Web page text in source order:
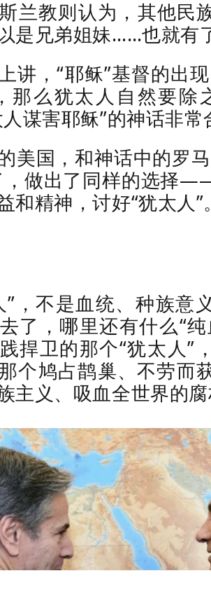
兰教则认为，其他民
是兄弟姐妹……也就有
讲，“耶稣”基督的出
那么犹太人自然要
谋害耶稣”的神话非常
美国，和神话中的罗
，做出了同样的选择
和精神，讨好“犹太人”
”，不是血统、种族意
了，哪里还有什么“
捍卫的那个“犹太人”
鸠占鹊巢、不劳而
主义、吸血全世界的